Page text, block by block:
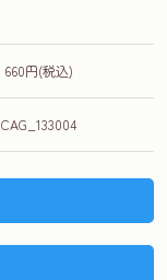
660円(税込)
CAG_133004